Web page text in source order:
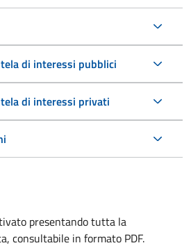
di interessi pubblici
di interessi privati
presentando tutta la
consultabile in formato PDF.